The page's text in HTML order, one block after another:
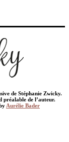
de Stéphanie Zwicky.
préalable de l’auteur.
Aurélie Bader